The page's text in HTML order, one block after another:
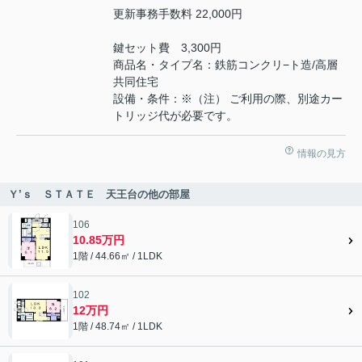
更新事務手数料 22,000円
鍵セット費 3,300円
商品名・タイプ名：鉄筋コンクリ−ト造/高層
共同住宅
設備・条件：※（注） ご利用の際、別途カー
トリッジ代が必要です。
情報の見方
Ｙ’ｓ ＳＴＡＴＥ 天王台の他の部屋
106
10.85万円
1階 / 44.66㎡ / 1LDK
102
12万円
1階 / 48.74㎡ / 1LDK